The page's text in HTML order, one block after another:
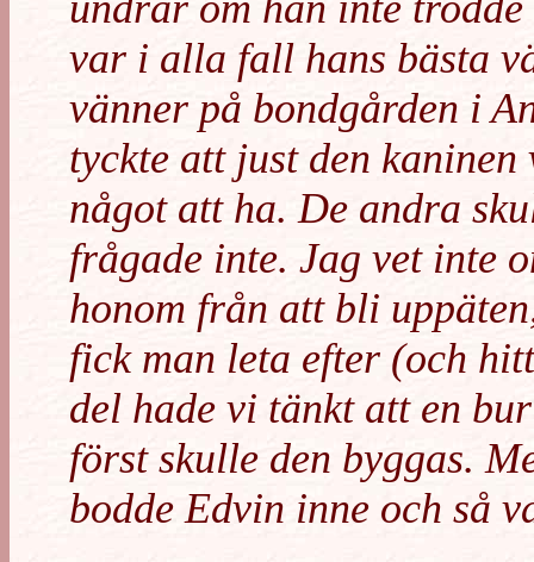
var i alla fall hans bästa
vänner på bondgården i
tyckte att just den
något att ha. De andra
frågade inte. Jag vet inte
honom från att bli
fick man leta efter (och
del hade vi tänkt att en
först skulle den byggas.
bodde Edvin inne och så